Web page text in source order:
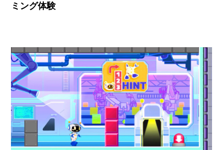
ミング体験